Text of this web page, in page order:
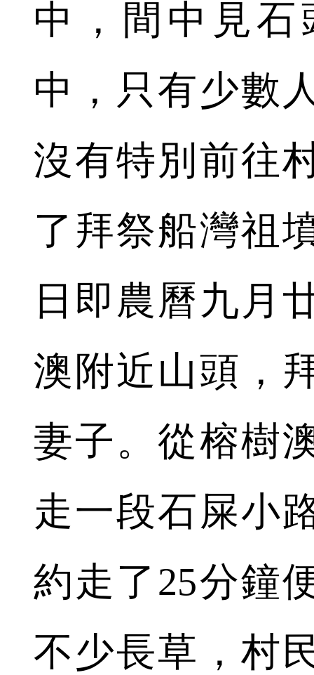
中，間中見
中，只有少數
沒有特別前往
了拜祭船灣祖
日即農曆九月
澳附近山頭，
妻子。從榕樹
走一段石屎小
約走了25分鐘
不少長草，村